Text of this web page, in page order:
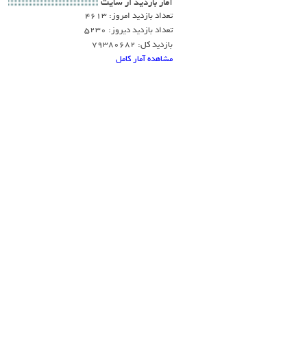
آمار بازديد از سايت
تعداد بازدید امروز: 4613
تعداد بازدید دیروز: 5230
بازدید کل: 79380682
مشاهده آمار کامل